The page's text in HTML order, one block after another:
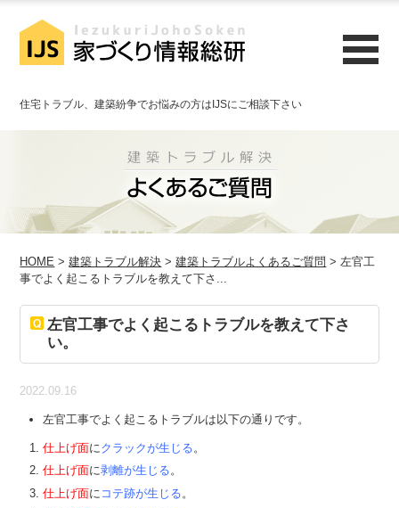
住宅トラブル、建築紛争でお悩みの方はIJSにご相談下さい
HOME >建築トラブル解決 >建築トラブルよくあるご質問 > 左官工
事でよく起こるトラブルを教えて下さ...
左官工事でよく起こるトラブルを教えて下さ
い。
2022.09.16
左官工事でよく起こるトラブルは以下の通りです。
仕上げ面に クラックが生じる 。
仕上げ面に剥離が生じる。
仕上げ面に コテ跡が生じる 。